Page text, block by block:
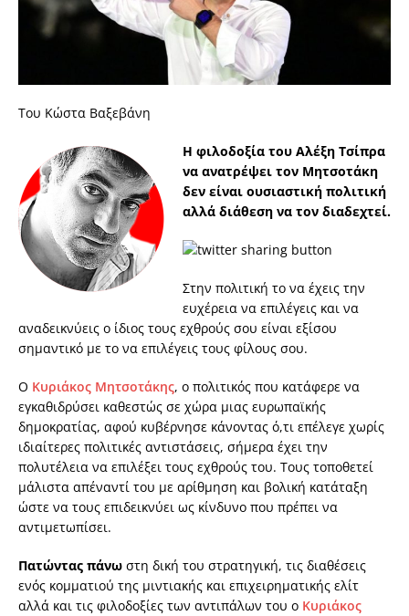
Toυ Κώστα Βαξεβάνη
Η φιλοδοξία του Αλέξη Τσίπρα
να ανατρέψει τον Μητσοτάκη
δεν είναι ουσιαστική πολιτική
αλλά διάθεση να τον διαδεχτεί.
Στην πολιτική το να έχεις την
ευχέρεια να επιλέγεις και να
αναδεικνύεις ο ίδιος τους εχθρούς σου είναι εξίσου
σηµαντικό µε το να επιλέγεις τους φίλους σου.
Ο Κυριάκος Μητσοτάκης, ο πολιτικός που κατάφερε να
εγκαθιδρύσει καθεστώς σε χώρα µιας ευρωπαϊκής
δηµοκρατίας, αφού κυβέρνησε κάνοντας ό,τι επέλεγε χωρίς
ιδιαίτερες πολιτικές αντιστάσεις, σήµερα έχει την
πολυτέλεια να επιλέξει τους εχθρούς του. Τους τοποθετεί
µάλιστα απέναντί του µε αρίθµηση και βολική κατάταξη
ώστε να τους επιδεικνύει ως κίνδυνο που πρέπει να
αντιµετωπίσει.
Πατώντας πάνω στη δική του στρατηγική, τις διαθέσεις
ενός κοµµατιού της µιντιακής και επιχειρηµατικής ελίτ
αλλά και τις φιλοδοξίες των αντιπάλων του ο Κυριάκος